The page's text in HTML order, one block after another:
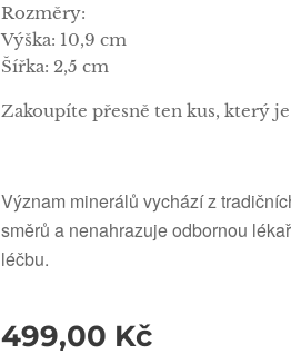
Rozměry:
Výška: 10,9 cm
Šířka: 2,5 cm
Zakoupíte přesně ten kus, který
Význam minerálů vychází z
směrů a nenahrazuje odbornou
léčbu.
499,00 Kč